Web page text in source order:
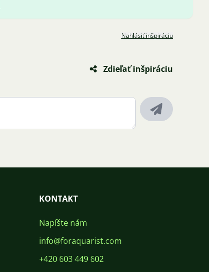
Nahlásiť inšpiráciu
Zdieľať inšpiráciu
KONTAKT
Napíšte nám
info@foraquarist.com
+420 603 449 602